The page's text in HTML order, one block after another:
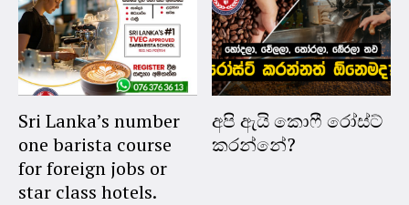
Sri Lanka’s number
one barista course
for foreign jobs or
star class hotels.
අපි ඇයි කොෆී රෝස්ට්
කරන්නේ?